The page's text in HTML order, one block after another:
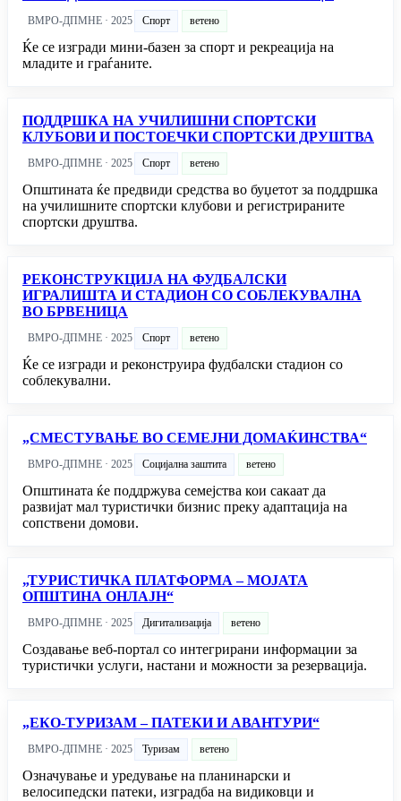
ВМРО-ДПМНЕ · 2025 Спорт ветено
Ќе се изгради мини-базен за спорт и рекреација на
младите и граѓаните.
ПОДДРШКА НА УЧИЛИШНИ СПОРТСКИ
КЛУБОВИ И ПОСТОЕЧКИ СПОРТСКИ ДРУШТВА
ВМРО-ДПМНЕ · 2025 Спорт ветено
Општината ќе предвиди средства во буџетот за поддршка
на училишните спортски клубови и регистрираните
спортски друштва.
РЕКОНСТРУКЦИЈА НА ФУДБАЛСКИ
ИГРАЛИШТА И СТАДИОН СО СОБЛЕКУВАЛНА
ВО БРВЕНИЦА
ВМРО-ДПМНЕ · 2025 Спорт ветено
Ќе се изгради и реконструира фудбалски стадион со
соблекувални.
„СМЕСТУВАЊЕ ВО СЕМЕЈНИ ДОМАЌИНСТВА“
ВМРО-ДПМНЕ · 2025 Социјална заштита ветено
Општината ќе поддржува семејства кои сакаат да
развијат мал туристички бизнис преку адаптација на
сопствени домови.
„ТУРИСТИЧКА ПЛАТФОРМА – МОЈАТА
ОПШТИНА ОНЛАЈН“
ВМРО-ДПМНЕ · 2025 Дигитализација ветено
Создавање веб-портал со интегрирани информации за
туристички услуги, настани и можности за резервација.
„ЕКО-ТУРИЗАМ – ПАТЕКИ И АВАНТУРИ“
ВМРО-ДПМНЕ · 2025 Туризам ветено
Означување и уредување на планинарски и
велосипедски патеки, изградба на видиковци и